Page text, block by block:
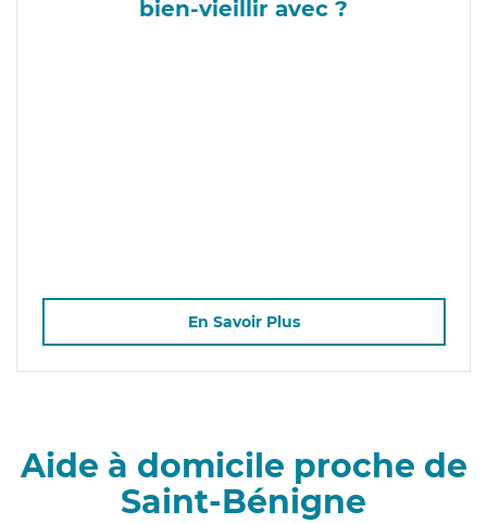
bien-vieillir avec ?
En Savoir Plus
Aide à domicile proche de
Saint-Bénigne